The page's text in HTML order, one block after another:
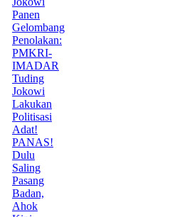
Panen
Gelombang
Penolakan:
PMKRI-
IMADAR
Tuding
Jokowi
Lakukan
Politisasi
Adat!
PANAS!
Dulu
Saling
Pasang
Badan,
Ahok